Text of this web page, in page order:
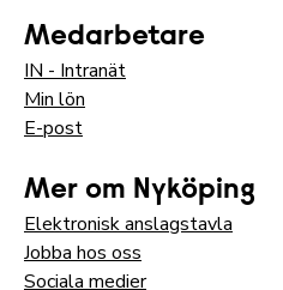
Medarbetare
IN - Intranät
Min lön
E-post
Mer om Nyköping
Elektronisk anslagstavla
Jobba hos oss
Sociala medier